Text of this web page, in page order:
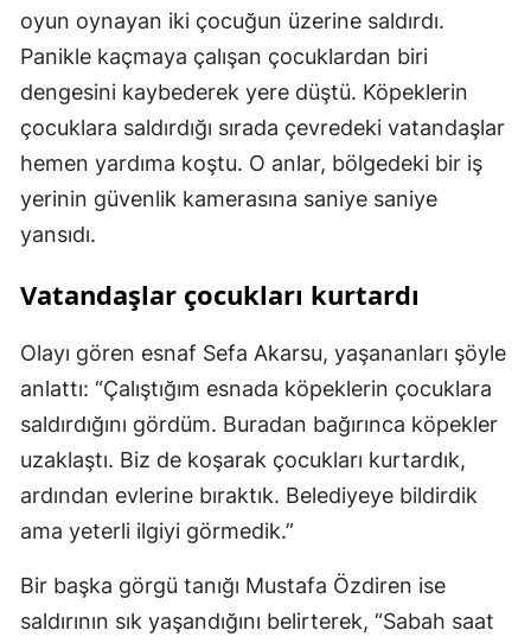
oyun oynayan iki çocuğun üzerine saldırdı.
Panikle kaçmaya çalışan çocuklardan biri
dengesini kaybederek yere düştü. Köpeklerin
çocuklara saldırdığı sırada çevredeki vatandaşlar
hemen yardıma koştu. O anlar, bölgedeki bir iş
yerinin güvenlik kamerasına saniye saniye
yansıdı.
Vatandaşlar çocukları kurtardı
Olayı gören esnaf Sefa Akarsu, yaşananları şöyle
anlattı: “Çalıştığım esnada köpeklerin çocuklara
saldırdığını gördüm. Buradan bağırınca köpekler
uzaklaştı. Biz de koşarak çocukları kurtardık,
ardından evlerine bıraktık. Belediyeye bildirdik
ama yeterli ilgiyi görmedik.”
Bir başka görgü tanığı Mustafa Özdiren ise
saldırının sık yaşandığını belirterek, “Sabah saat